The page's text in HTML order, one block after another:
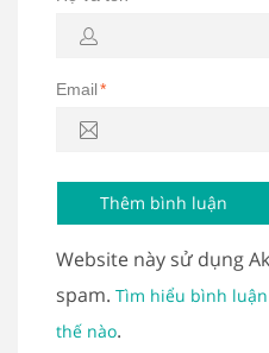
Email*
Website này sử dụng
spam. Tìm hiểu bình
thế nào.